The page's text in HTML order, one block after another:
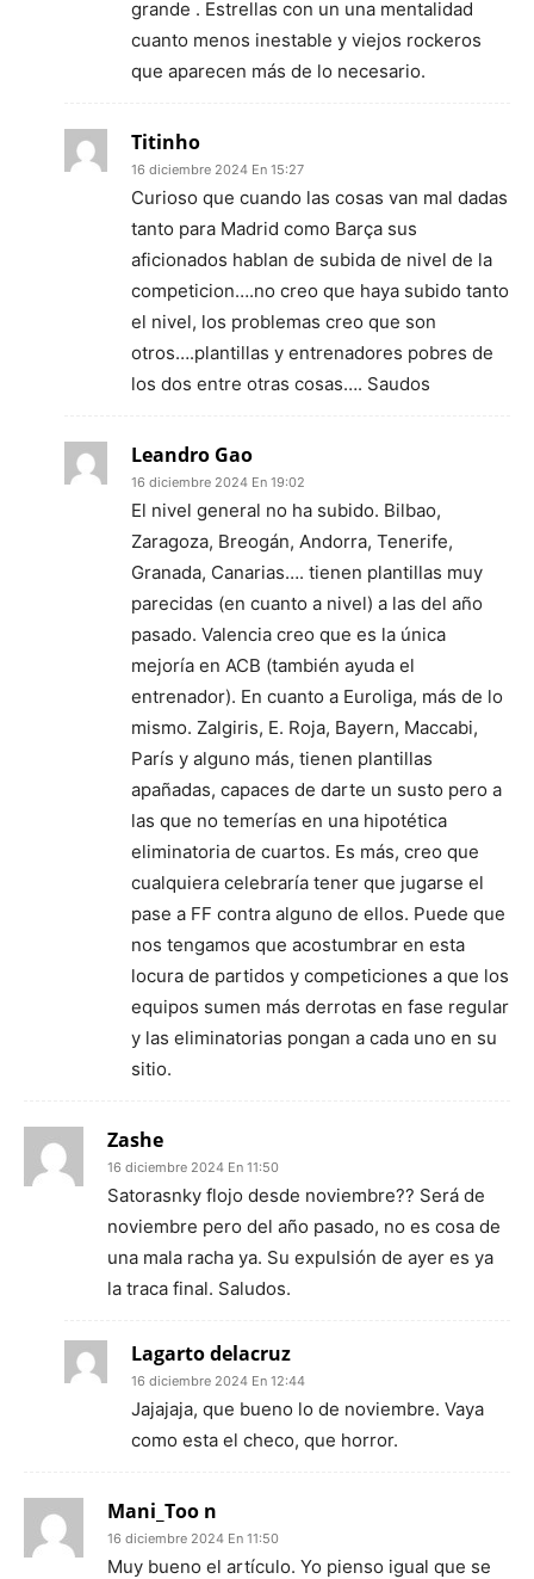
grande . Estrellas con un una mentalidad
cuanto menos inestable y viejos rockeros
que aparecen más de lo necesario.
Titinho
16 diciembre 2024 En 15:27
Curioso que cuando las cosas van mal dadas
tanto para Madrid como Barça sus
aficionados hablan de subida de nivel de la
competicion….no creo que haya subido tanto
el nivel, los problemas creo que son
otros….plantillas y entrenadores pobres de
los dos entre otras cosas…. Saudos
Leandro Gao
16 diciembre 2024 En 19:02
El nivel general no ha subido. Bilbao,
Zaragoza, Breogán, Andorra, Tenerife,
Granada, Canarias…. tienen plantillas muy
parecidas (en cuanto a nivel) a las del año
pasado. Valencia creo que es la única
mejoría en ACB (también ayuda el
entrenador). En cuanto a Euroliga, más de lo
mismo. Zalgiris, E. Roja, Bayern, Maccabi,
París y alguno más, tienen plantillas
apañadas, capaces de darte un susto pero a
las que no temerías en una hipotética
eliminatoria de cuartos. Es más, creo que
cualquiera celebraría tener que jugarse el
pase a FF contra alguno de ellos. Puede que
nos tengamos que acostumbrar en esta
locura de partidos y competiciones a que los
equipos sumen más derrotas en fase regular
y las eliminatorias pongan a cada uno en su
sitio.
Zashe
16 diciembre 2024 En 11:50
Satorasnky flojo desde noviembre?? Será de
noviembre pero del año pasado, no es cosa de
una mala racha ya. Su expulsión de ayer es ya
la traca final. Saludos.
Lagarto delacruz
16 diciembre 2024 En 12:44
Jajajaja, que bueno lo de noviembre. Vaya
como esta el checo, que horror.
Mani_Too n
16 diciembre 2024 En 11:50
Muy bueno el artículo. Yo pienso igual que se